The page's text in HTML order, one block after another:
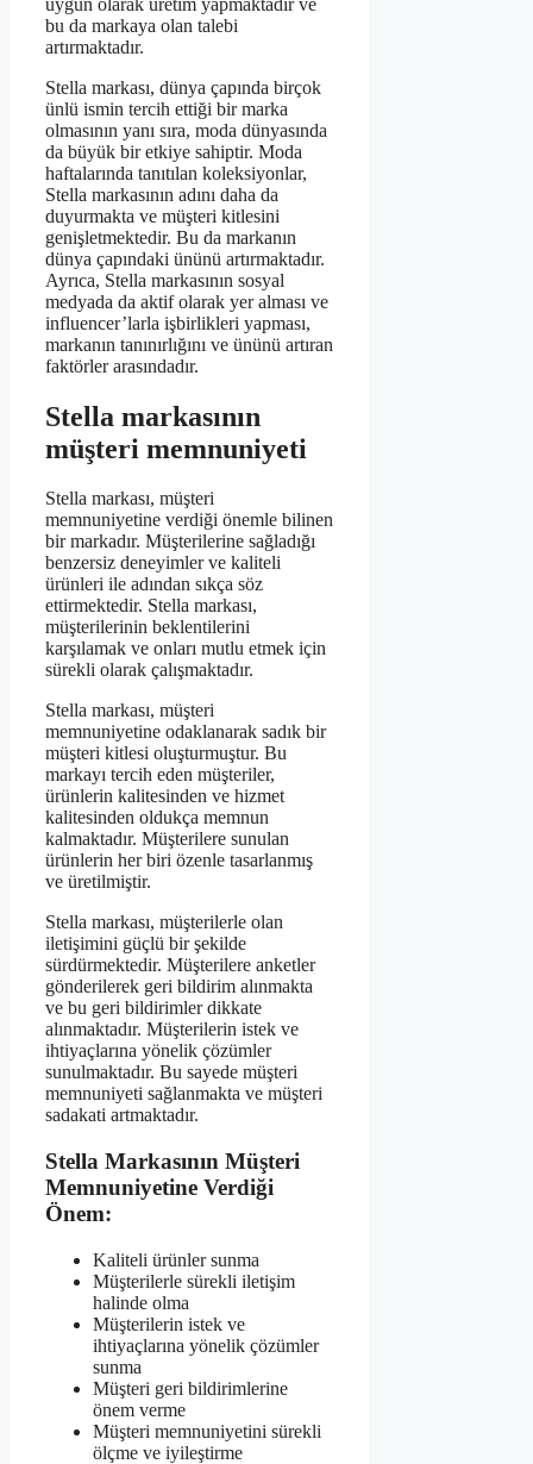
bu da markaya olan talebi
artırmaktadır.
Stella markası, dünya çapında birçok
ünlü ismin tercih ettiği bir marka
olmasının yanı sıra, moda dünyasında
da büyük bir etkiye sahiptir. Moda
haftalarında tanıtılan koleksiyonlar,
Stella markasının adını daha da
duyurmakta ve müşteri kitlesini
genişletmektedir. Bu da markanın
dünya çapındaki ününü artırmaktadır.
Ayrıca, Stella markasının sosyal
medyada da aktif olarak yer alması ve
influencer’larla işbirlikleri yapması,
markanın tanınırlığını ve ününü artıran
faktörler arasındadır.
Stella markasının
müşteri memnuniyeti
Stella markası, müşteri
memnuniyetine verdiği önemle bilinen
bir markadır. Müşterilerine sağladığı
benzersiz deneyimler ve kaliteli
ürünleri ile adından sıkça söz
ettirmektedir. Stella markası,
müşterilerinin beklentilerini
karşılamak ve onları mutlu etmek için
sürekli olarak çalışmaktadır.
Stella markası, müşteri
memnuniyetine odaklanarak sadık bir
müşteri kitlesi oluşturmuştur. Bu
markayı tercih eden müşteriler,
ürünlerin kalitesinden ve hizmet
kalitesinden oldukça memnun
kalmaktadır. Müşterilere sunulan
ürünlerin her biri özenle tasarlanmış
ve üretilmiştir.
Stella markası, müşterilerle olan
iletişimini güçlü bir şekilde
sürdürmektedir. Müşterilere anketler
gönderilerek geri bildirim alınmakta
ve bu geri bildirimler dikkate
alınmaktadır. Müşterilerin istek ve
ihtiyaçlarına yönelik çözümler
sunulmaktadır. Bu sayede müşteri
memnuniyeti sağlanmakta ve müşteri
sadakati artmaktadır.
Stella Markasının Müşteri
Memnuniyetine Verdiği
Önem:
Kaliteli ürünler sunma
Müşterilerle sürekli iletişim
halinde olma
Müşterilerin istek ve
ihtiyaçlarına yönelik çözümler
sunma
Müşteri geri bildirimlerine
önem verme
Müşteri memnuniyetini sürekli
ölçme ve iyileştirme